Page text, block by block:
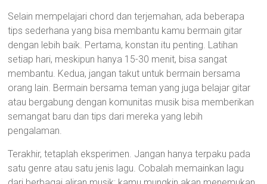
Selain mempelajari chord dan terjemahan, ada beberapa
tips sederhana yang bisa membantu kamu bermain gitar
dengan lebih baik. Pertama, konstan itu penting. Latihan
setiap hari, meskipun hanya 15-30 menit, bisa sangat
membantu. Kedua, jangan takut untuk bermain bersama
orang lain. Bermain bersama teman yang juga belajar gitar
atau bergabung dengan komunitas musik bisa memberikan
semangat baru dan tips dari mereka yang lebih
pengalaman.
Terakhir, tetaplah eksperimen. Jangan hanya terpaku pada
satu genre atau satu jenis lagu. Cobalah memainkan lagu